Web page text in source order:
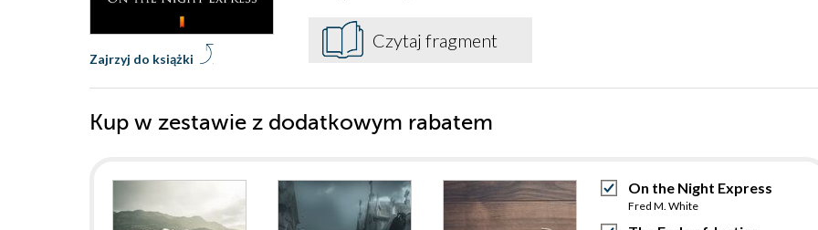
Zajrzyj do książki
Czytaj fragment
Kup w zestawie z dodatkowym rabatem
On the Night Express
Fred M. White